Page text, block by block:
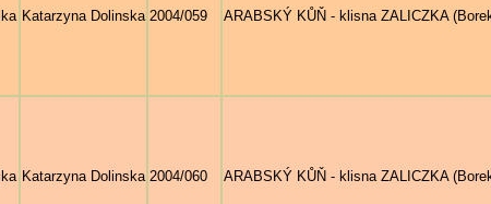
Katarzyna Dolinska 2004/059 ARABSKÝ KŮŇ - klisna ZALICZKA
Katarzyna Dolinska 2004/060 ARABSKÝ KŮŇ - klisna ZALICZKA